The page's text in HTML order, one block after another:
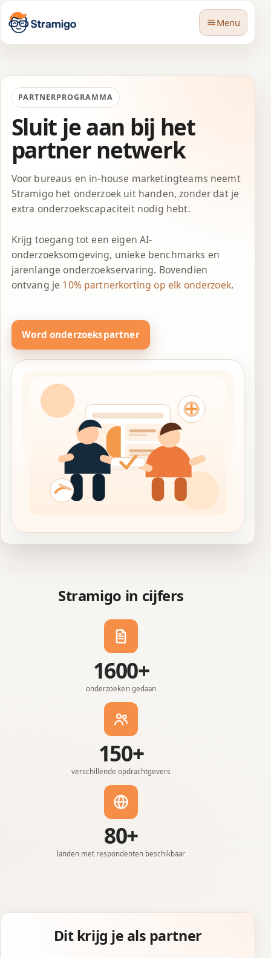
Menu
🇳🇱 Taal
PARTNERPROGRAMMA
Sluit je aan bij het
partner netwerk
Voor bureaus en in-house marketingteams neemt
Stramigo het onderzoek uit handen, zonder dat je
extra onderzoekscapaciteit nodig hebt.
Krijg toegang tot een eigen AI-
onderzoeksomgeving, unieke benchmarks en
jarenlange onderzoekservaring. Bovendien
ontvang je 10% partnerkorting op elk onderzoek.
Word onderzoekspartner
Stramigo in cijfers
1600+
onderzoeken gedaan
150+
verschillende opdrachtgevers
80+
landen met respondenten beschikbaar
Dit krijg je als partner